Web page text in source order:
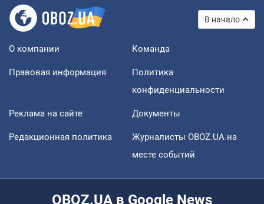
В начало
О компании Команда
Правовая информация
Политика
конфиденциальности
Реклама на сайте Документы
Редакционная политика
Журналисты OBOZ.UA на
месте событий
OBOZ.UA в Google News